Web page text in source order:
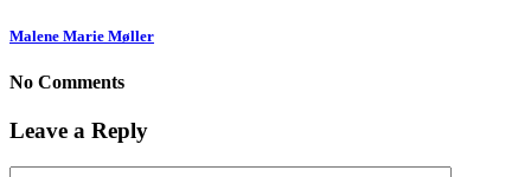
Malene Marie Møller
No Comments
Leave a Reply